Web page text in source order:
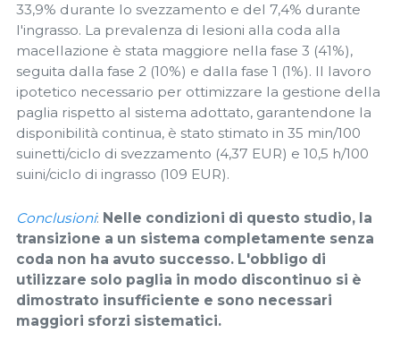
33,9% durante lo svezzamento e del 7,4% durante
l'ingrasso. La prevalenza di lesioni alla coda alla
macellazione è stata maggiore nella fase 3 (41%),
seguita dalla fase 2 (10%) e dalla fase 1 (1%). Il lavoro
ipotetico necessario per ottimizzare la gestione della
paglia rispetto al sistema adottato, garantendone la
disponibilità continua, è stato stimato in 35 min/100
suinetti/ciclo di svezzamento (4,37 EUR) e 10,5 h/100
suini/ciclo di ingrasso (109 EUR).
Conclusioni: Nelle condizioni di questo studio, la
transizione a un sistema completamente senza
coda non ha avuto successo. L'obbligo di
utilizzare solo paglia in modo discontinuo si è
dimostrato insufficiente e sono necessari
maggiori sforzi sistematici.